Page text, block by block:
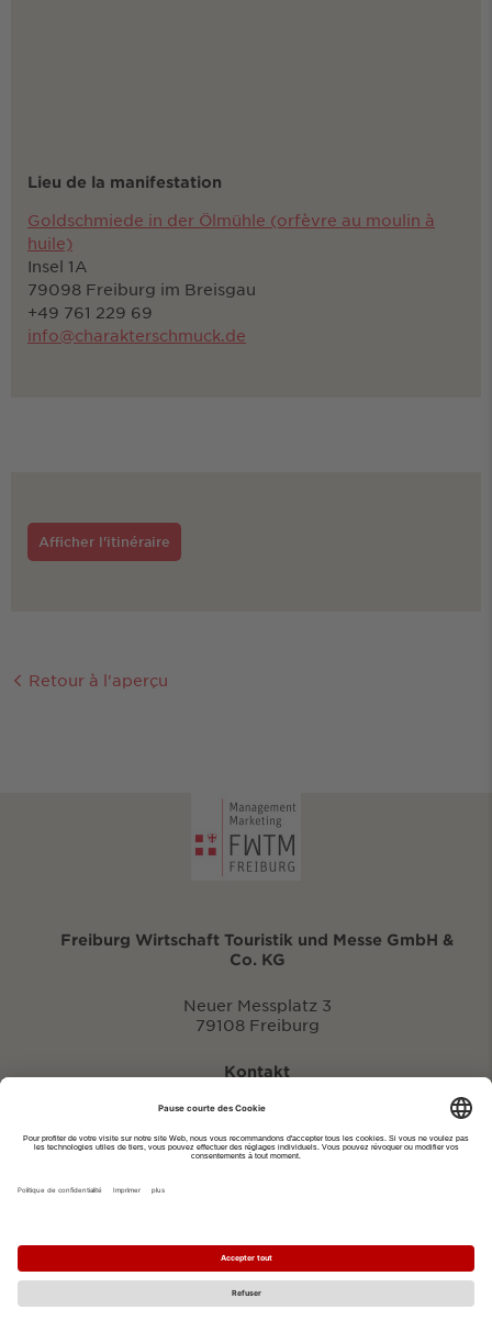
Lieu de la manifestation
Goldschmiede in der Ölmühle (orfèvre au moulin à
huile)
Insel 1A
79098 Freiburg im Breisgau
+49 761 229 69
info@charakterschmuck.de
Afficher l'itinéraire
Retour à l'aperçu
Freiburg Wirtschaft Touristik und Messe GmbH &
Co. KG
Neuer Messplatz 3
79108 Freiburg
Kontakt
eventportal@fwtm.de
Imprimer